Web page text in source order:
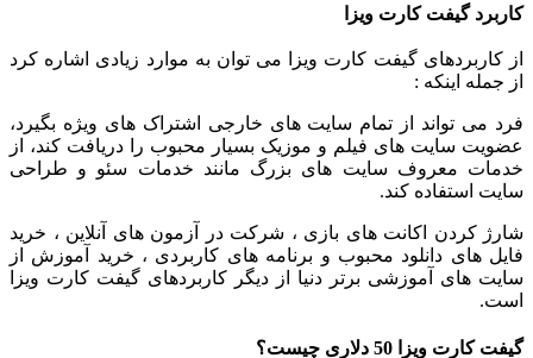
کاربرد گیفت کارت ویزا
از کاربردهای گیفت کارت ویزا می توان به موارد زیادی اشاره کرد
از جمله اینکه :
فرد می تواند از تمام سایت های خارجی اشتراک های ویژه بگیرد،
عضویت سایت های فیلم و موزیک بسیار محبوب را دریافت کند، از
خدمات معروف سایت های بزرگ مانند خدمات سئو و طراحی
سایت استفاده کند.
شارژ کردن اکانت های بازی ، شرکت در آزمون های آنلاین ، خرید
فایل های دانلود محبوب و برنامه های کاربردی ، خرید آموزش از
سایت های آموزشی برتر دنیا از دیگر کاربردهای گیفت کارت ویزا
است.
گیفت کارت ویزا 50 دلاری چیست؟